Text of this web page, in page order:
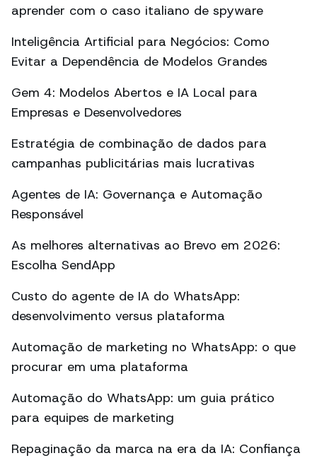
aprender com o caso italiano de spyware
Inteligência Artificial para Negócios: Como
Evitar a Dependência de Modelos Grandes
Gem 4: Modelos Abertos e IA Local para
Empresas e Desenvolvedores
Estratégia de combinação de dados para
campanhas publicitárias mais lucrativas
Agentes de IA: Governança e Automação
Responsável
As melhores alternativas ao Brevo em 2026:
Escolha SendApp
Custo do agente de IA do WhatsApp:
desenvolvimento versus plataforma
Automação de marketing no WhatsApp: o que
procurar em uma plataforma
Automação do WhatsApp: um guia prático
para equipes de marketing
Repaginação da marca na era da IA: Confiança